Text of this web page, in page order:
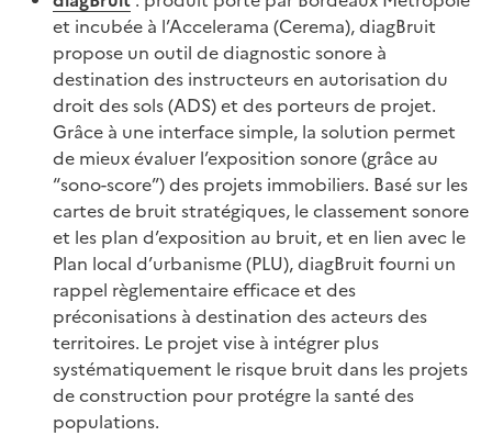
et incubée à l’Accelerama (Cerema), diagBruit
propose un outil de diagnostic sonore à
destination des instructeurs en autorisation du
droit des sols (ADS) et des porteurs de projet.
Grâce à une interface simple, la solution permet
de mieux évaluer l’exposition sonore (grâce au
“sono-score”) des projets immobiliers. Basé sur les
cartes de bruit stratégiques, le classement sonore
et les plan d’exposition au bruit, et en lien avec le
Plan local d’urbanisme (PLU), diagBruit fourni un
rappel règlementaire efficace et des
préconisations à destination des acteurs des
territoires. Le projet vise à intégrer plus
systématiquement le risque bruit dans les projets
de construction pour protégre la santé des
populations.